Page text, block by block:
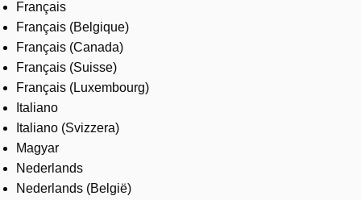
Français
Français (Belgique)
Français (Canada)
Français (Suisse)
Français (Luxembourg)
Italiano
Italiano (Svizzera)
Magyar
Nederlands
Nederlands (België)